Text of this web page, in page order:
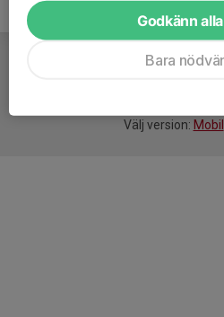
Välj version: Mobil
Godkänn
Bara